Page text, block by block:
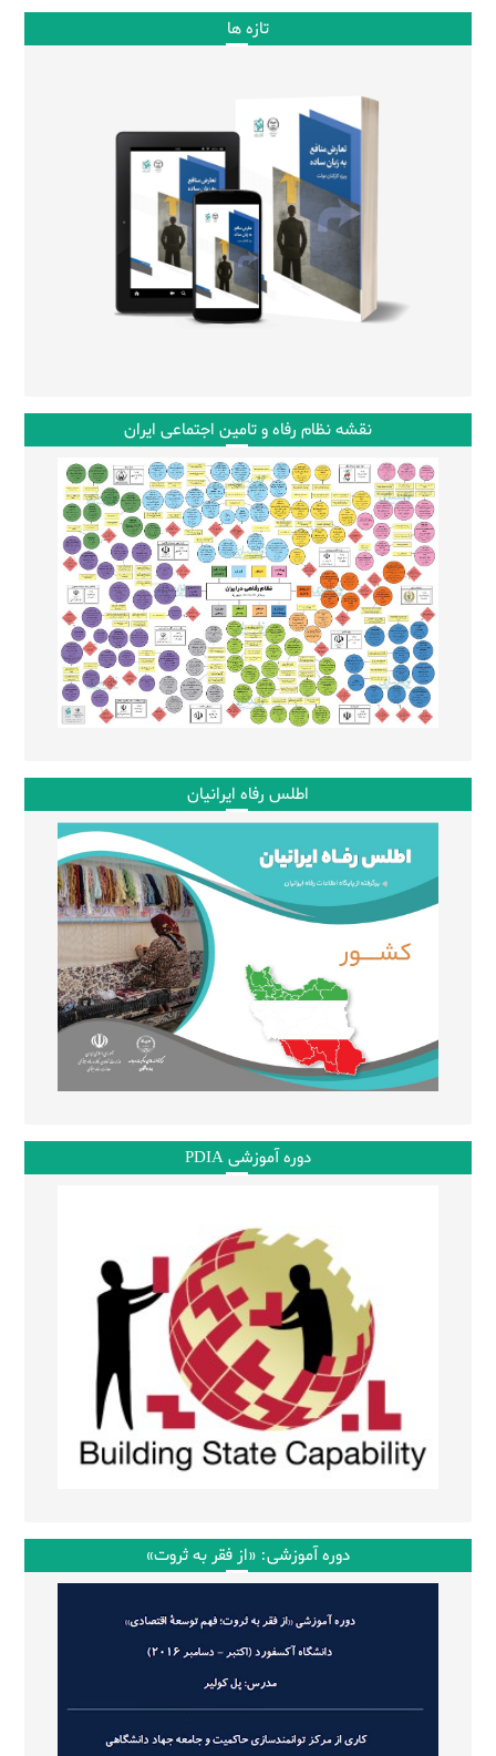
تازه ها
نقشه نظام رفاه و تامین اجتماعی ایران
اطلس رفاه ایرانیان
دوره آموزشی PDIA
دوره آموزشی: «از فقر به ثروت»